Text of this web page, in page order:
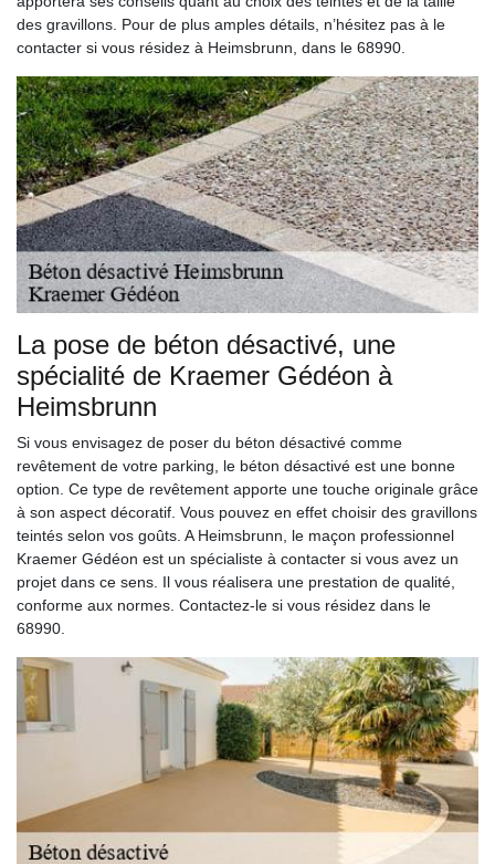
des gravillons. Pour de plus amples détails, n’hésitez pas à le
contacter si vous résidez à Heimsbrunn, dans le 68990.
La pose de béton désactivé, une
spécialité de Kraemer Gédéon à
Heimsbrunn
Si vous envisagez de poser du béton désactivé comme
revêtement de votre parking, le béton désactivé est une bonne
option. Ce type de revêtement apporte une touche originale grâce
à son aspect décoratif. Vous pouvez en effet choisir des gravillons
teintés selon vos goûts. A Heimsbrunn, le maçon professionnel
Kraemer Gédéon est un spécialiste à contacter si vous avez un
projet dans ce sens. Il vous réalisera une prestation de qualité,
conforme aux normes. Contactez-le si vous résidez dans le
68990.